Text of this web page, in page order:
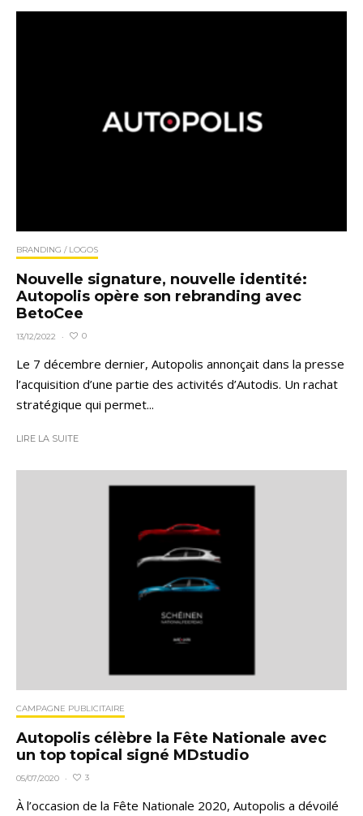
BRANDING / LOGOS
Nouvelle signature, nouvelle identité:
Autopolis opère son rebranding avec
BetoCee
13/12/2022 · 0
Le 7 décembre dernier, Autopolis annonçait dans la presse
l’acquisition d’une partie des activités d’Autodis. Un rachat
stratégique qui permet...
LIRE LA SUITE
CAMPAGNE PUBLICITAIRE
Autopolis célèbre la Fête Nationale avec
un top topical signé MDstudio
05/07/2020 · 3
À l’occasion de la Fête Nationale 2020, Autopolis a dévoilé